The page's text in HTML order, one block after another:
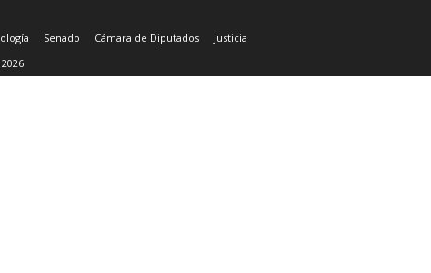
Senado Cámara de Diputados
Justicia